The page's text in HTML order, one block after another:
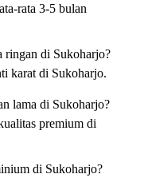
rata 3-5 bulan
ringan di Sukoharjo?
karat di Sukoharjo.
lama di Sukoharjo?
premium di
di Sukoharjo?